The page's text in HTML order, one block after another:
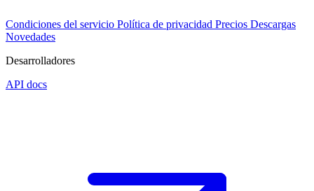
Condiciones del servicio Política de privacidad Precios Descargas
Novedades
Desarrolladores
API docs